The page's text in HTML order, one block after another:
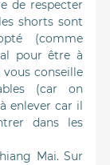
de respecter
shorts sont
(comme
pour être à
conseille
(car on
enlever car il
dans les
Mai. Sur